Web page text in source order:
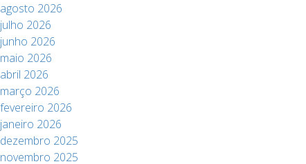
agosto 2026
julho 2026
junho 2026
maio 2026
abril 2026
março 2026
fevereiro 2026
janeiro 2026
dezembro 2025
novembro 2025